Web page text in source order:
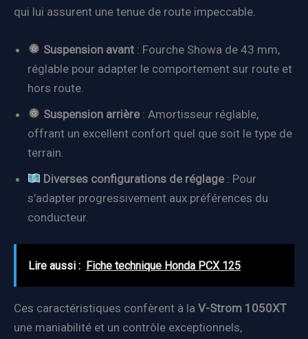
qui lui assurent une tenue de route impeccable.
Suspension avant : Fourche Showa de 43 mm,
réglable pour adapter le comportement sur route et
hors route.
Suspension arrière: Amortisseur réglable,
offrant un excellent confort quel que soit le type de
terrain.
Diverses configurations de réglage: Pour
s’adapter progressivement aux préférences du
conducteur.
Lire aussi : Fiche technique Honda PCX 125
Ces caractéristiques confèrent à la V-Strom 1050XT
une maniabilité et un contrôle exceptionnels,